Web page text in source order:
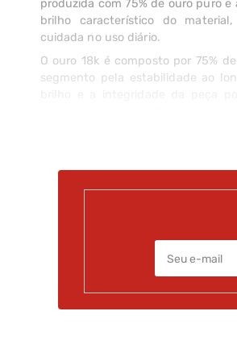
Estilo
produzida com 75% de ouro puro
brilho característico do
cuidada no uso diário.
O ouro 18k é composto por 75%
segmento pela estabilidade ao
brilho e a integridade da peça
desgaste do uso contínuo sem
A aliança pode ser personalizada
autenticidade do material.
segmento joalheiro, o
cada detalhe que faz a